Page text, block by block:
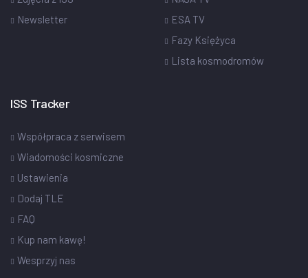
Newsletter
ESA TV
Fazy Księżyca
Lista kosmodromów
ISS Tracker
Współpraca z serwisem
Wiadomości kosmiczne
Ustawienia
Dodaj TLE
FAQ
Kup nam kawę!
Wesprzyj nas